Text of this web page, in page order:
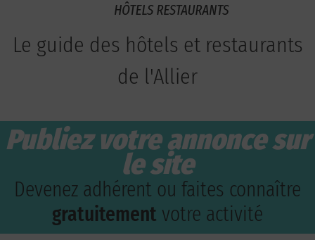
Le guide des hôtels et restaurants
de l'Allier
Publiez votre annonce sur
le site
Devenez adhérent ou faites connaître
gratuitement votre activité